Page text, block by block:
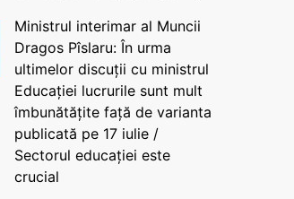
Ministrul interimar al Muncii
Dragos Pîslaru: În urma
ultimelor discuții cu ministrul
Educației lucrurile sunt mult
îmbunătățite față de varianta
publicată pe 17 iulie /
Sectorul educației este
crucial